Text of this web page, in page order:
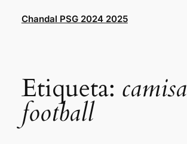
Chandal PSG 2024 2025
Etiqueta: camisa
football